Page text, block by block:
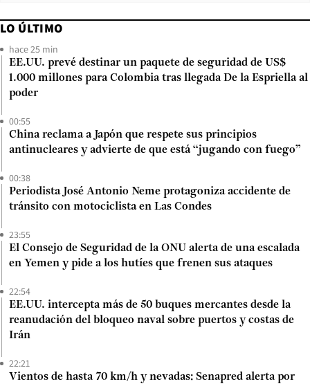
LO ÚLTIMO
hace 25 min
EE.UU. prevé destinar un paquete de seguridad de US$
1.000 millones para Colombia tras llegada De la Espriella al
poder
00:55
China reclama a Japón que respete sus principios
antinucleares y advierte de que está “jugando con fuego”
00:38
Periodista José Antonio Neme protagoniza accidente de
tránsito con motociclista en Las Condes
23:55
El Consejo de Seguridad de la ONU alerta de una escalada
en Yemen y pide a los hutíes que frenen sus ataques
22:54
EE.UU. intercepta más de 50 buques mercantes desde la
reanudación del bloqueo naval sobre puertos y costas de
Irán
22:21
Vientos de hasta 70 km/h y nevadas: Senapred alerta por